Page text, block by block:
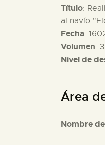
Título:
al navío
Fecha:
Volumen: 3
Nivel de
Área
Nombre